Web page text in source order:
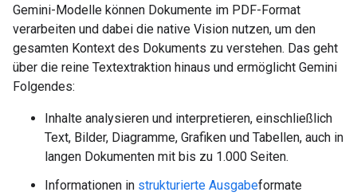
Gemini-Modelle können Dokumente im PDF-Format
verarbeiten und dabei die native Vision nutzen, um den
gesamten Kontext des Dokuments zu verstehen. Das geht
über die reine Textextraktion hinaus und ermöglicht Gemini
Folgendes:
Inhalte analysieren und interpretieren, einschließlich
Text, Bilder, Diagramme, Grafiken und Tabellen, auch in
langen Dokumenten mit bis zu 1.000 Seiten.
Informationen in strukturierte Ausgabeformate